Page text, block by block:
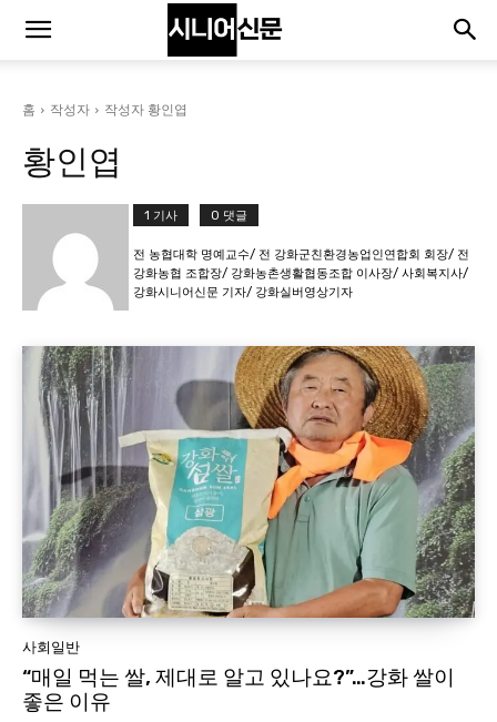
홈 작성자 작성자 황인엽
황인엽
1 기사 0 댓글
전 농협대학 명예교수/ 전 강화군친환경농업인연합회 회장/ 전
강화농협 조합장/ 강화농촌생활협동조합 이사장/ 사회복지사/
강화시니어신문 기자/ 강화실버영상기자
사회일반
“매일 먹는 쌀, 제대로 알고 있나요?”…강화 쌀이
좋은 이유